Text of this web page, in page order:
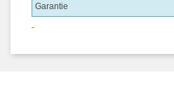
Garantie